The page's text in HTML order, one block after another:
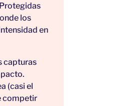
los
en
capturas
(casi el
competir